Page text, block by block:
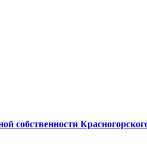
собственности